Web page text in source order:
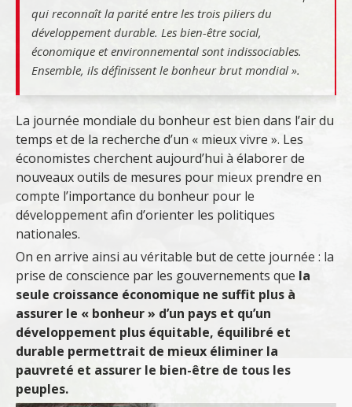
qui reconnaît la parité entre les trois piliers du
développement durable. Les bien-être social,
économique et environnemental sont indissociables.
Ensemble, ils définissent le bonheur brut mondial ».
La journée mondiale du bonheur est bien dans l’air du
temps et de la recherche d’un « mieux vivre ». Les
économistes cherchent aujourd’hui à élaborer de
nouveaux outils de mesures pour mieux prendre en
compte l’importance du bonheur pour le
développement afin d’orienter les politiques
nationales.
On en arrive ainsi au véritable but de cette journée : la
prise de conscience par les gouvernements que la
seule croissance économique ne suffit plus à
assurer le « bonheur » d’un pays et qu’un
développement plus équitable, équilibré et
durable permettrait de mieux éliminer la
pauvreté et assurer le bien-être de tous les
peuples.